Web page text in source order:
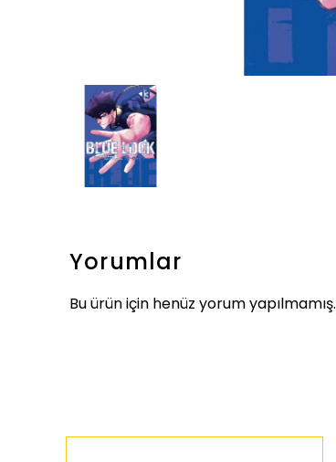
Yorumlar
Bu ürün için henüz yorum yapılmamış.